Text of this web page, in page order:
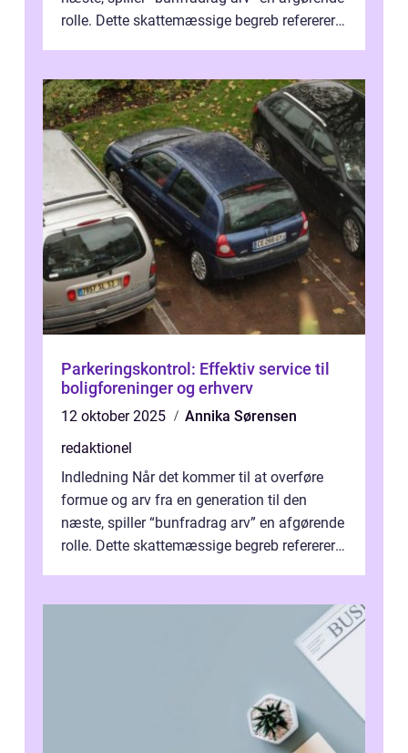
rolle. Dette skattemæssige begreb refererer
Parkeringskontrol: Effektiv service til
boligforeninger og erhverv
12 oktober 2025
Annika Sørensen
redaktionel
Indledning Når det kommer til at overføre
formue og arv fra en generation til den
næste, spiller “bunfradrag arv” en afgørende
rolle. Dette skattemæssige begreb refererer